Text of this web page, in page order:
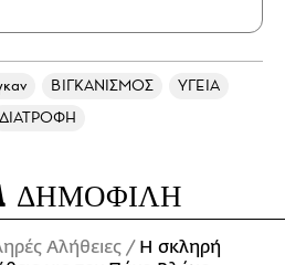
ΒΙΓΚΑΝΙΣΜΟΣ
ΥΓΕΙΑ
ΔΙΑΤΡΟΦΗ
ΔΗΜΟΦΙΛΗ
Αλήθειες
H σκληρή